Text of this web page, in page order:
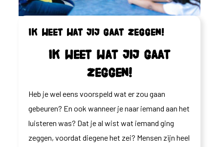
Ik weet wat jij gaat zeggen!
Ik weet wat jij gaat
zeggen!
Heb je wel eens voorspeld wat er zou gaan
gebeuren? En ook wanneer je naar iemand aan het
luisteren was? Dat je al wist wat iemand ging
zeggen, voordat diegene het zei? Mensen zijn heel